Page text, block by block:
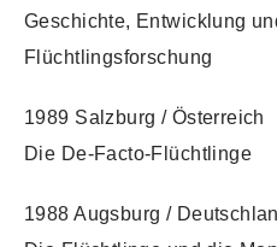
Geschichte, Entwicklung
Flüchtlingsforschung
1989 Salzburg / Österreich
Die De-Facto-Flüchtlinge
1988 Augsburg /